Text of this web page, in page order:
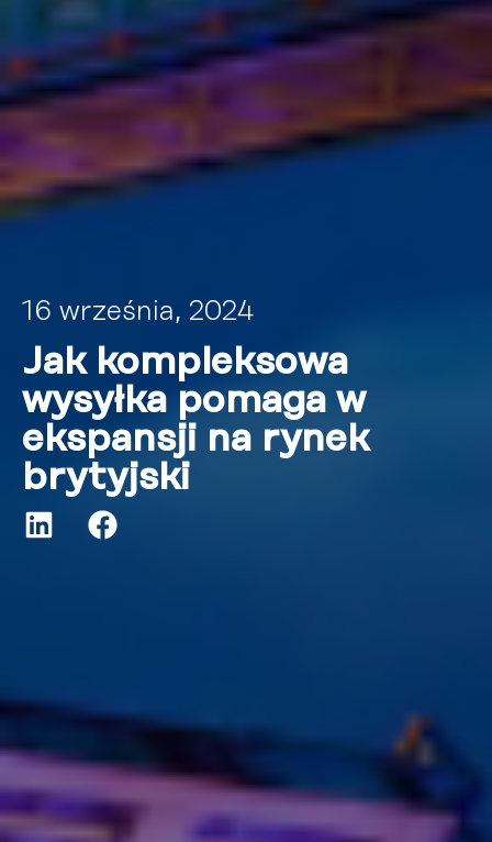
16 września, 2024
Jak kompleksowa
wysyłka pomaga w
ekspansji na rynek
brytyjski